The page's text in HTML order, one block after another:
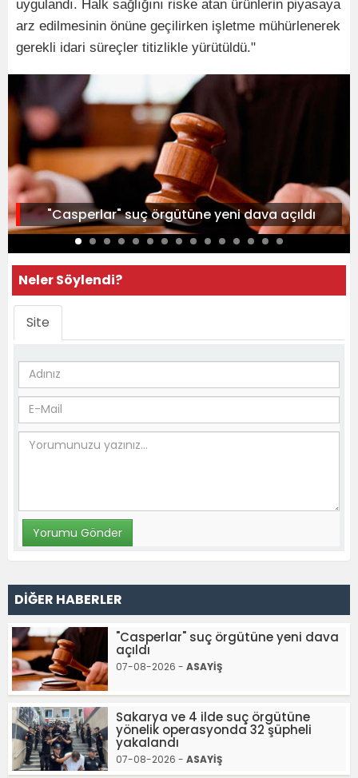
uygulandı. Halk sağlığını riske atan ürünlerin piyasaya
arz edilmesinin önüne geçilirken işletme mühürlenerek
gerekli idari süreçler titizlikle yürütüldü."
"Casperlar" suç örgütüne yeni dava açıldı
Neler Söylendi?
Site
DİĞER HABERLER
"Casperlar" suç örgütüne yeni dava
açıldı
07-08-2026 - ASAYİŞ
Sakarya ve 4 ilde suç örgütüne
yönelik operasyonda 32 şüpheli
yakalandı
07-08-2026 - ASAYİŞ